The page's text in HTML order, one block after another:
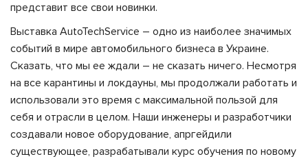
представит все свои новинки.
Выставка AutoTechService – одно из наиболее значимых
событий в мире автомобильного бизнеса в Украине.
Сказать, что мы ее ждали – не сказать ничего. Несмотря
на все карантины и локдауны, мы продолжали работать и
использовали это время с максимальной пользой для
себя и отрасли в целом. Наши инженеры и разработчики
создавали новое оборудование, апргейдили
существующее, разрабатывали курс обучения по новому